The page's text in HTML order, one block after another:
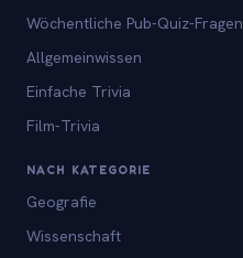
Wöchentliche Pub-Quiz-Fragen
Allgemeinwissen
Einfache Trivia
Film-Trivia
NACH KATEGORIE
Geografie
Wissenschaft